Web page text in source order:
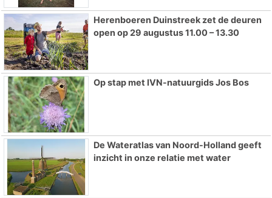
Herenboeren Duinstreek zet de deuren
open op 29 augustus 11.00 – 13.30
Op stap met IVN-natuurgids Jos Bos
De Wateratlas van Noord-Holland geeft
inzicht in onze relatie met water